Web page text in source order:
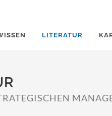
LITERATUR